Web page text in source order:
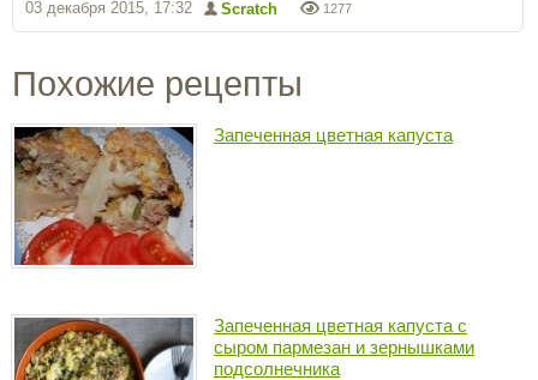
1277
Scratch
03 декабря 2015, 17:32
Похожие рецепты
Запеченная цветная капуста
Запеченная цветная капуста с
сыром пармезан и зернышками
подсолнечника